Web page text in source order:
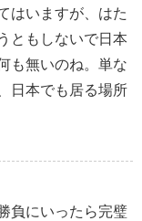
はいますが、はた
ともしないで日本
無いのね。単な
日本でも居る場所
負にいったら完璧